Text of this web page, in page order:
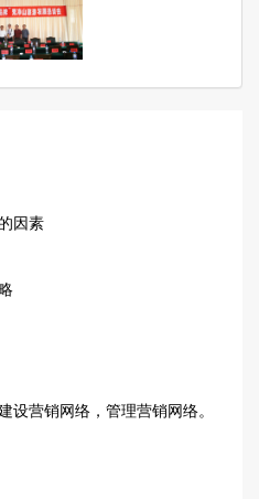
因素
设营销网络，管理营销网络。